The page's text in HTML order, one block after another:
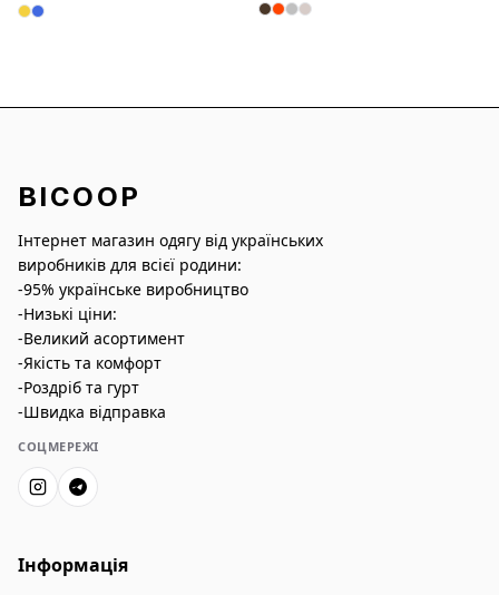
BICOOP
Інтернет магазин одягу від українських
виробників для всієї родини:
-95% українське виробництво
-Низькі ціни:
-Великий асортимент
-Якість та комфорт
-Роздріб та гурт
-Швидка відправка
СОЦМЕРЕЖІ
Інформація